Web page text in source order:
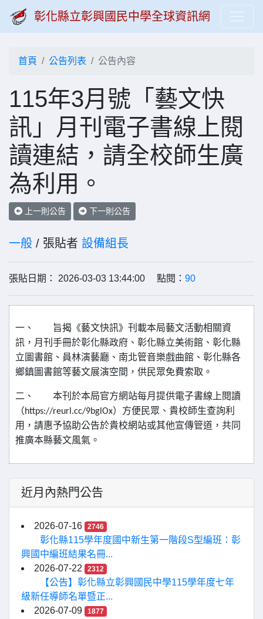
彰化縣立彰興國民中學全球資訊網
首頁 公告列表 公告內容
115年3月號「藝文快
訊」月刊電子書線上閱
讀連結，請全校師生廣
為利用。
上一則公告 下一則公告
一般 / 張貼者 設備組長
張貼日期： 2026-03-03 13:44:00 點閱： 90
一、
旨揭《藝文快訊》刊載本局藝文活動相關資
訊，月刊手冊於彰化縣政府、彰化縣立美術館、彰化縣
立圖書館、員林演藝廳、南北管音樂戲曲館、彰化縣各
鄉鎮圖書館等藝文展演空間，供民眾免費索取。
二、
本刊於本局官方網站每月提供電子書線上閱讀
（https://reurl.cc/9bglOx）方便民眾、貴校師生查詢利
用，請惠予協助公告於貴校網站或其他宣傳管道，共同
推廣本縣藝文風氣。
近月內熱門公告
2026-07-16 2746
彰化縣115學年度國中新生第一階段S型編班：彰
興國中編班結果名冊...
2026-07-22
2312
【公告】彰化縣立彰興國民中學115學年度七年
級新任導師名單暨正...
2026-07-09
1877